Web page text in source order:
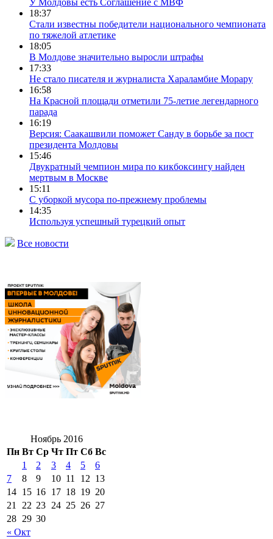
18:37
Стали известны победители национального чемпионата
по тяжелой атлетике
18:05
В Молдове значительно выросли штрафы
17:33
Не стало писателя и журналиста Хараламбие Морару
16:58
На Красной площади отметили 75-летие легендарного
парада
16:19
Версия: Саакашвили поможет Санду в борьбе за пост
президента Молдовы
15:46
Двукратный чемпион мира по кикбоксингу найден
мертвым в Москве
15:11
С уборкой мусора по-прежнему проблемы
14:35
Используя успешный турецкий опыт
Все новости
Ноябрь 2016
Пн Вт Ср Чт Пт Сб Вс
« Окт
1 2 3 4 5
6
7
8 9 10 11 12 13
14 15 16 17 18 19 20
21
22 23 24 25 26 27
28 29 30